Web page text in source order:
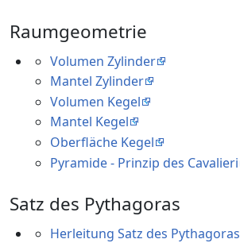
Raumgeometrie
Volumen Zylinder
Mantel Zylinder
Volumen Kegel
Mantel Kegel
Oberfläche Kegel
Pyramide - Prinzip des Cavalieri
Satz des Pythagoras
Herleitung Satz des Pythagoras